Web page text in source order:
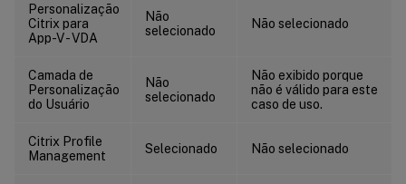
Personalização
Citrix para
App-V - VDA
Não
selecionado
Não selecionado
Camada de
Personalização
do Usuário
Não
selecionado
Não exibido porque
não é válido para este
caso de uso.
Citrix Profile
Management
Selecionado Não selecionado